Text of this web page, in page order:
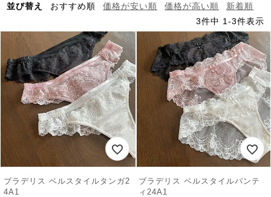
並び替え おすすめ順 価格が安い順 価格が高い順
新着順
3件中 1 -3件表示
ブラデリス ベルスタイルタンガ2
4A1
ブラデリス ベルスタイルパンテ
ィ24A1